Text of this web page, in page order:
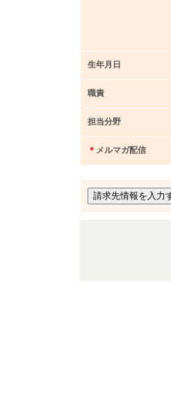
生年月日
職責
担当分野
＊ メルマガ配信